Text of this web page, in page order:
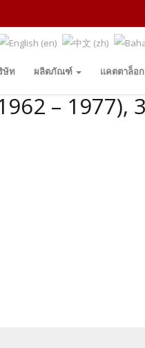
ษัท ผลิตภัณฑ์ แคตตาล็อ
– 1977),